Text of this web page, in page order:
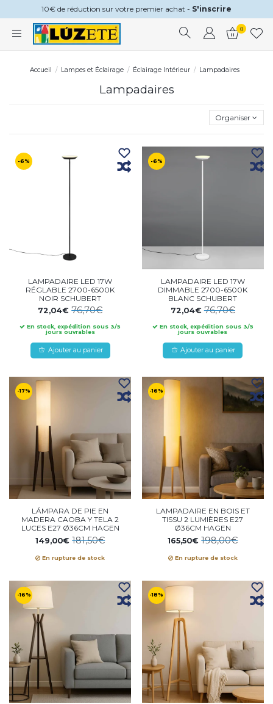
10€ de réduction sur votre premier achat - S'inscrire
0
Accueil Lampes et Éclairage Éclairage Intérieur Lampadaires
Lampadaires
Organiser
-6%
LAMPADAIRE LED 17W
RÉGLABLE 2700-6500K
NOIR SCHUBERT
72,04€76,70€
En stock, expédition sous 3/5
jours ouvrables
Ajouter au panier
-6%
LAMPADAIRE LED 17W
DIMMABLE 2700-6500K
BLANC SCHUBERT
72,04€76,70€
En stock, expédition sous 3/5
jours ouvrables
Ajouter au panier
-17%
LÁMPARA DE PIE EN
MADERA CAOBA Y TELA 2
LUCES E27 Ø36CM HAGEN
149,00€181,50€
En rupture de stock
-16%
LAMPADAIRE EN BOIS ET
TISSU 2 LUMIÈRES E27
Ø36CM HAGEN
165,50€198,00€
En rupture de stock
-16% -18%